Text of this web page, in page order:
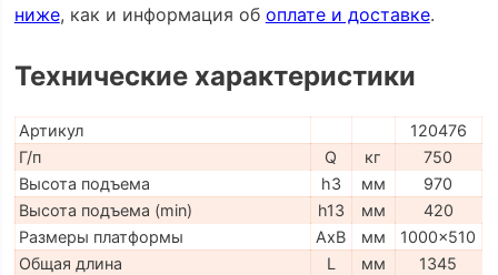
ниже, как и информация об оплате и доставке.
Технические характеристики
Артикул
120476
Г/п
Q кг
750
Высота подъема
h3 мм
970
Высота подъема (min)
h13 мм
420
Размеры платформы
AxB мм
1000x510
Общая длина
L мм
1345